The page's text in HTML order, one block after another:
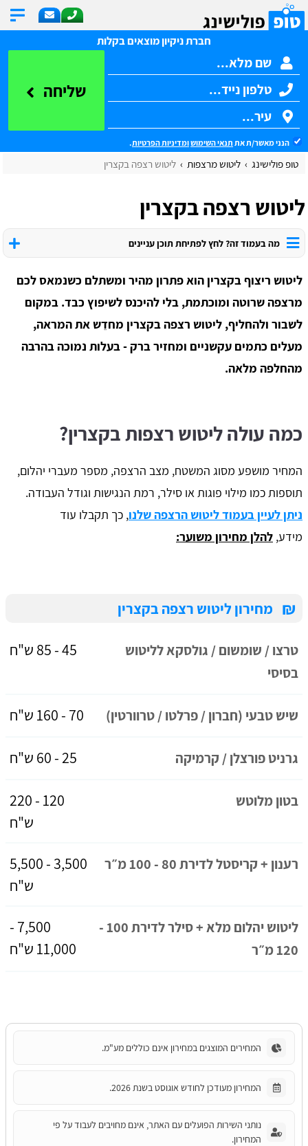
חברת ניקיון מוצאים בקלות
שליחה
הנני מאשר/ת את תנאי השימושומדיניות הפרטיות.
טופ פולישינג ליטוש מרצפות ליטוש רצפה בקצרין
ליטוש רצפה בקצרין
מה בעמוד זה? לחץ לפתיחת תוכן עניינים
ליטוש ריצוף בקצרין הוא פתרון מהיר ומשתלם כשנמאס לכם
מרצפה שרוטה ומוכתמת, בלי להיכנס לשיפוץ כבד. במקום
לשבור ולהחליף, ליטוש רצפה בקצרין מחדֵש את המראה,
מעלים כתמים עקשניים ומחזיר ברק - בעלות נמוכה בהרבה
מהחלפה מלאה.
כמה עולה ליטוש רצפות בקצרין?
המחיר מושפע מסוג המשטח, מצב הרצפה, מספר מעברי יהלום,
תוספות כמו מילוי פוגות או סילר, רמת הנגישות וגודל העבודה.
ניתן לעיין בעמוד ליטוש הרצפה שלנו, כך תקבלו עוד
מידע, להלן מחירון משוער:
₪ מחירון ליטוש רצפה בקצרין
טרצו / שומשום / גולסקא לליטוש
בסיסי
45 - 85 ש"ח
שיש טבעי (חברון / פרלטו / טרוורטין) 70 - 160 ש"ח
גרניט פורצלן / קרמיקה 25 - 60 ש"ח
בטון מלוטש
120 - 220
ש"ח
רענון + קריסטל לדירת 80 - 100 מ״ר
3,500 - 5,500
ש"ח
ליטוש יהלום מלא + סילר לדירת 100 -
120 מ״ר
7,500 -
11,000 ש"ח
המחירים המוצגים במחירון אינם כוללים מע"מ.
המחירון מעודכן לחודש אוגוסט בשנת 2026.
נותני השירות הפועלים עם האתר, אינם מחויבים לעבוד על פי
המחירון.